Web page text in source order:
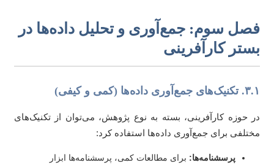
سوم: جمع‌آوری و تحلیل داده‌ها در
کارآفرینی
حوزه کارآفرینی، بسته به نوع پژوهش، می‌توان از تکنیک‌های
برای جمع‌آوری داده‌ها استفاده کرد:
پرسشنامه‌ها:برای مطالعات کمی، پرسشنامه‌ها ابزار